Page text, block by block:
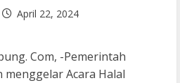
April 22, 2024
Com, -Pemerintah
menggelar Acara Halal